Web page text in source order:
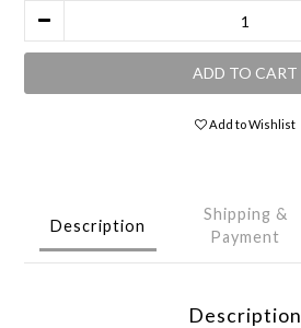
ADD TO CART
Add to Wishlist
Description
Shipping &
Payment
Description